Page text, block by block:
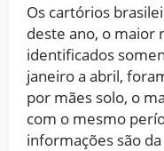
Os cartórios
deste ano, o maior
identificados
janeiro a abril,
por mães solo, o
com o mesmo
informações são